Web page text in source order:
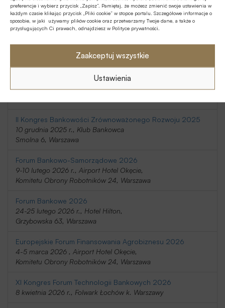
preferencje i wybierz przycisk „Zapisz”. Pamiętaj, że możesz zmienić swoje ustawienia w
każdym czasie klikając przycisk „Pliki cookie” w stopce portalu. Szczegółowe informacje o
sposobie, w jaki używamy plików cookie oraz przetwarzamy Twoje dane, a także o
przysługujących Ci prawach, odnajdziesz w Polityce prywatności.
Zaakceptuj wszystkie
Ustawienia
20-21 listopada 2025 r., Holiday Inn
Telimeny 1, Józefów
Belwederska 23, Warszawa
9 grudnia 2025 r., Novotel Centrum,
II Kongres Bankowości Zrównoważonego Rozwoju 2025
10 grudnia 2025 r., Klub Bankowca
Smolna 6, Warszawa
Forum Bankowo-Samorządowe 2026
9-10 lutego 2026 r., Airport Hotel Okęcie,
Komitetu Obrony Robotników 24, Warszawa
Forum Bankowe 2026
24-25 lutego 2026 r., Hotel Hilton,
Grzybowska 63, Warszawa
Europejskie Forum Finansowania Agrobiznesu 2026
4-5 marca 2026 , Airport Hotel Okęcie,
Komitetu Obrony Robotników 24, Warszawa
XI Kongres Forum Technologii Bankowych 2026
8 kwietnia 2026 r., Folwark Łochów k. Warszawy